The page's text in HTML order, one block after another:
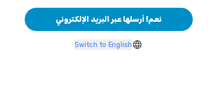
نعم! أرسلها عبر البريد الإلكتروني
Switch to English